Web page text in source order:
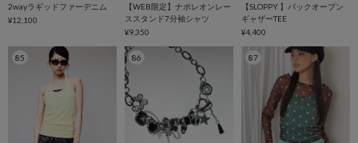
2wayラギッドファーデニム
¥12,100
【WEB限定】ナポレオンレー
ススタンド7分袖シャツ
¥9,350
【SLOPPY 】バックオープン
ギャザーTEE
¥4,400
85 86 87